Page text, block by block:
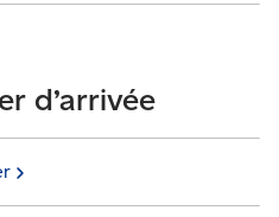
d’arrivée